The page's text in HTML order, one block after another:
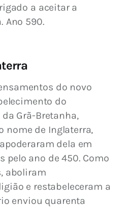
a aceitar a
Ano 590.
do novo
do
Grã-Bretanha,
nome de Inglaterra,
dela em
pelo ano de 450. Como
aboliram
e restabeleceram a
enviou quarenta